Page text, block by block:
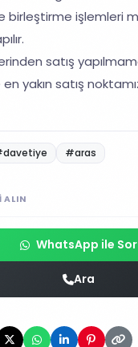
birleştirme işlemleri
satış
yakın satış
#aras
ALIN
WhatsApp ile Sor
Ara